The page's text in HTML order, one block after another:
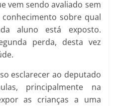
vem sendo avaliado sem
sobre qual
aluno está exposto.
perda, desta vez
esclarecer ao deputado
principalmente na
as crianças a uma